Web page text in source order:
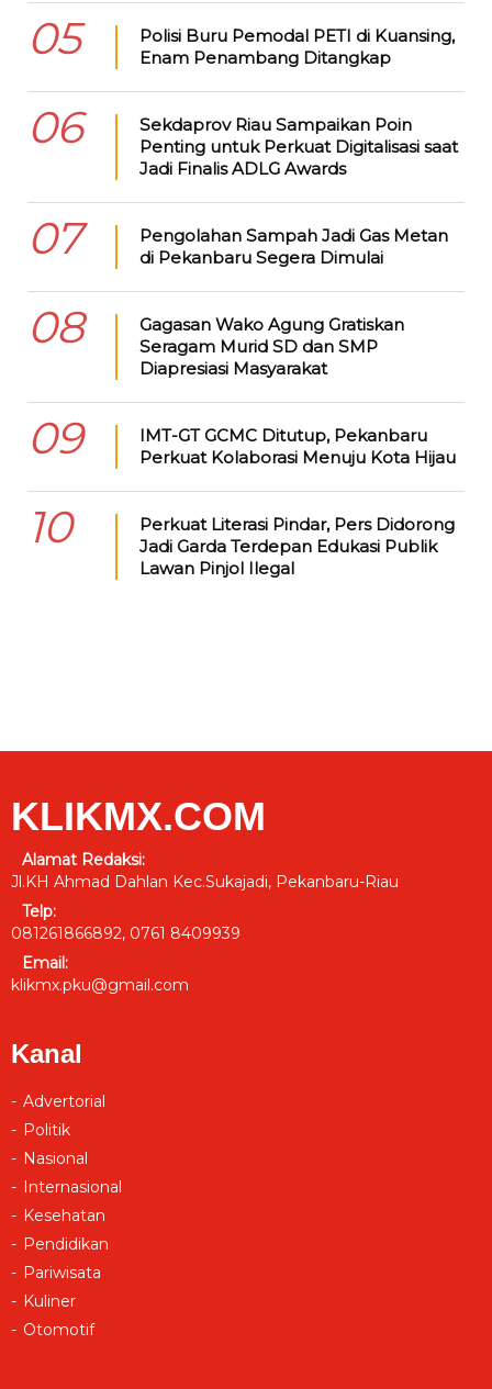
05
Polisi Buru Pemodal PETI di Kuansing,
Enam Penambang Ditangkap
06
Sekdaprov Riau Sampaikan Poin
Penting untuk Perkuat Digitalisasi saat
Jadi Finalis ADLG Awards
07
Pengolahan Sampah Jadi Gas Metan
di Pekanbaru Segera Dimulai
08
Gagasan Wako Agung Gratiskan
Seragam Murid SD dan SMP
Diapresiasi Masyarakat
09
IMT-GT GCMC Ditutup, Pekanbaru
Perkuat Kolaborasi Menuju Kota Hijau
10
Perkuat Literasi Pindar, Pers Didorong
Jadi Garda Terdepan Edukasi Publik
Lawan Pinjol Ilegal
KLIKMX.COM
Alamat Redaksi:
Jl.KH Ahmad Dahlan Kec.Sukajadi, Pekanbaru-Riau
Telp:
081261866892, 0761 8409939
Email:
klikmx.pku@gmail.com
Kanal
Advertorial
Politik
Nasional
Internasional
Kesehatan
Pendidikan
Pariwisata
Kuliner
Otomotif